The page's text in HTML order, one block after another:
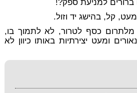
ברורים למניעת ספק?!
קל, בהישג יד וזול.
מלתרום כסף לטרור, לא לתמוך בו,
ומעט יצירתיות באותו כיוון לא